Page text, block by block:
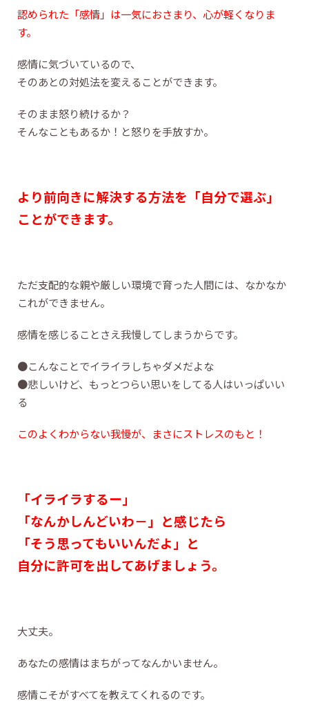
認められた「感情」は一気におさまり、心が軽くなりま
す。
感情に気づいているので、
そのあとの対処法を変えることができます。
そのまま怒り続けるか？
そんなこともあるか！と怒りを手放すか。
より前向きに解決する方法を「自分で選ぶ」
ことができます。
ただ支配的な親や厳しい環境で育った人間には、なかなか
これができません。
感情を感じることさえ我慢してしまうからです。
●こんなことでイライラしちゃダメだよな
●悲しいけど、もっとつらい思いをしてる人はいっぱいい
る
このよくわからない我慢が、まさにストレスのもと！
「イライラするー」
「なんかしんどいわ－」と感じたら
「そう思ってもいいんだよ」と
自分に許可を出してあげましょう。
大丈夫。
あなたの感情はまちがってなんかいません。
感情こそがすべてを教えてくれるのです。